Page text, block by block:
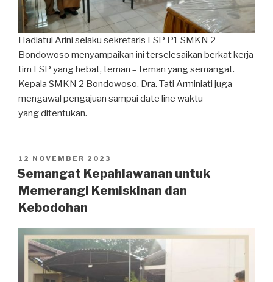
Hadiatul Arini selaku sekretaris LSP P1 SMKN 2
Bondowoso menyampaikan ini terselesaikan berkat kerja
tim LSP yang hebat, teman – teman yang semangat.
Kepala SMKN 2 Bondowoso, Dra. Tati Arminiati juga
mengawal pengajuan sampai date line waktu
yang ditentukan.
12 NOVEMBER 2023
Semangat Kepahlawanan untuk
Memerangi Kemiskinan dan
Kebodohan